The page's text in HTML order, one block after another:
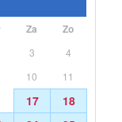
Za Zo
3
4
10
11
17 18